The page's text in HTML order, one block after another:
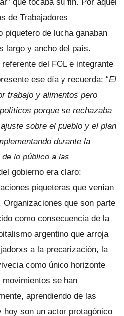
que tocaba su fin. Por aquel
de Trabajadores
piquetero de lucha ganaban
largo y ancho del país.
referente del FOL e integrante
ese día y recuerda: “El
trabajo y alimentos pero
porque se rechazaba
sobre el pueblo y el plan
durante la
lo público a las
gobierno era claro:
piqueteras que venían
que son parte
como consecuencia de la
argentino que arroja
a la precarización, la
como único horizonte
se han
aprendiendo de las
son un actor protagónico